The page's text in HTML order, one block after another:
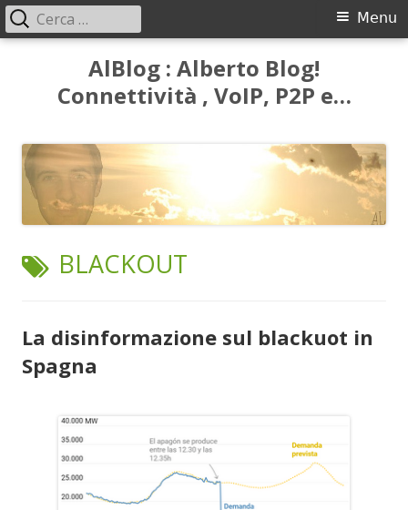
contenuto
AlBlog : Alberto Blog!
Connettività , VoIP, P2P e…
Menu
principale
Menu
Ricerca
per:
TAG:
BLACKOUT
La disinformazione sul blackuot in
Spagna